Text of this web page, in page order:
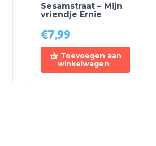
Sesamstraat – Mijn
vriendje Ernie
€7,99
Toevoegen aan
winkelwagen